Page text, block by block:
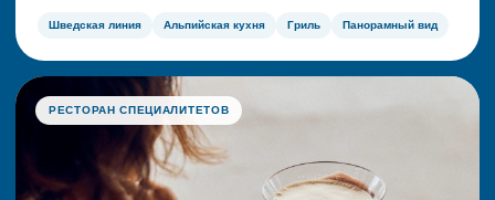
Шведская линия Альпийская кухня Гриль Панорамный вид
РЕСТОРАН СПЕЦИАЛИТЕТОВ